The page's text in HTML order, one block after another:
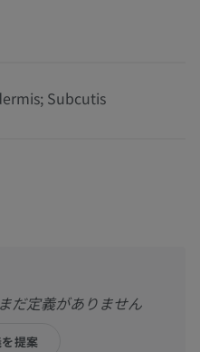
Subcutis
だ定義がありません
提案